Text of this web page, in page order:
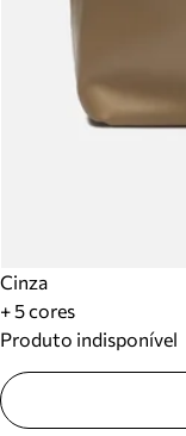
Cinza
+ 5 cores
Produto indisponível